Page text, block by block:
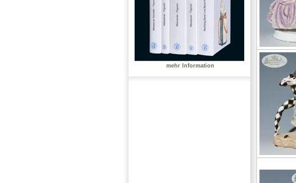
mehr Information